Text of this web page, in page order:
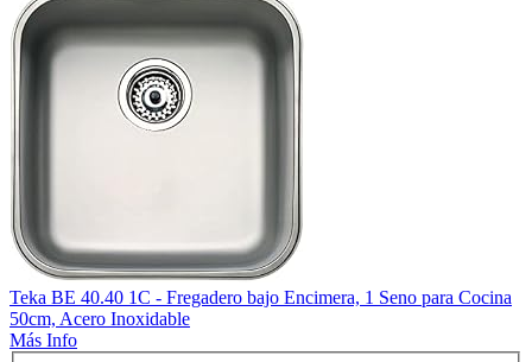
Teka BE 40.40 1C - Fregadero bajo Encimera, 1 Seno para Cocina
50cm, Acero Inoxidable
Más Info